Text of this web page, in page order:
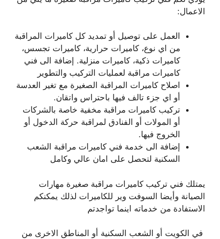
الاعمال:
العمل على توصيل أو تمديد كل كاميرات المراقبة
من اي نوع، كاميرات حرارية، كاميرات تجسس،
كاميرات ذكية، كاميرات منزلية. إضافة الى فني
كاميرات مراقبة لعمليات التركيب والتطوير
اصلاح كاميرات المراقبة الصغيرة مع تغير العدسة
أو اي جزء تالف فيها باحتراس واتقان.
تركيب كاميرات مراقبة مخفية خاصة بالشركات
أو المولات أو الفنادق لمراقبة حركة الدخول أو
الخروج فيها.
إضافة الى خدمة فني كاميرات مراقبة الشعب
السكنية لتحصل على امان عالي وكامل
يمتلك فني تركيب كاميرات مراقبة صغيرة مهارات
الصيانة وأيضا السوفت وير للكاميرات لذلك يمكنكم
الاستفادة من خدماته اينما تواجدتم
في الكويت أو الشعب السكنية أو المناطق الاخرى من